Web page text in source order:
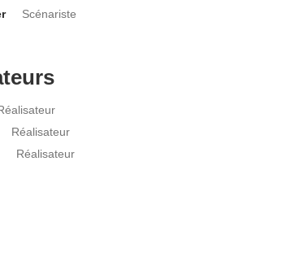
Scénariste
Réalisateur
Réalisateur